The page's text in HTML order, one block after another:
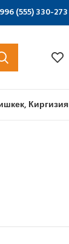
(555) 330-273
Киргизия